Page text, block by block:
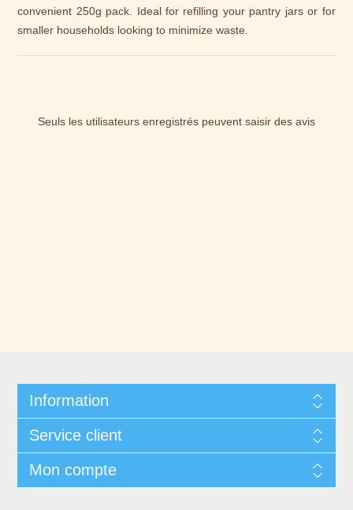
convenient 250g pack. Ideal for refilling your pantry jars or for
smaller households looking to minimize waste.
Seuls les utilisateurs enregistrés peuvent saisir des avis
Information
Service client
Mon compte